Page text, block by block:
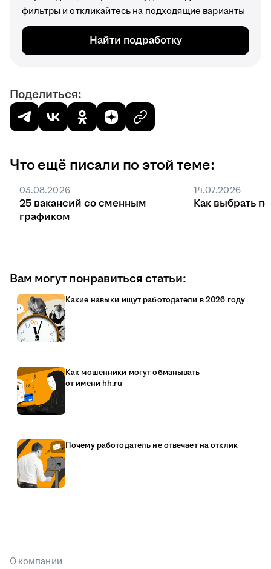
фильтры и откликайтесь на подходящие варианты
Найти подработку
Поделиться:
Что ещё писали по этой теме:
03.08.2026
25 вакансий со сменным
графиком
14.07.2026
Как выбрать
Вам могут понравиться статьи:
Какие навыки ищут работодатели в 2026 году
Как мошенники могут обманывать
от имени hh.ru
Почему работодатель не отвечает на отклик
О компании